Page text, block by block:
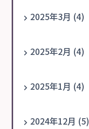
2025年3月 (4)
2025年2月 (4)
2025年1月 (4)
2024年12月 (5)